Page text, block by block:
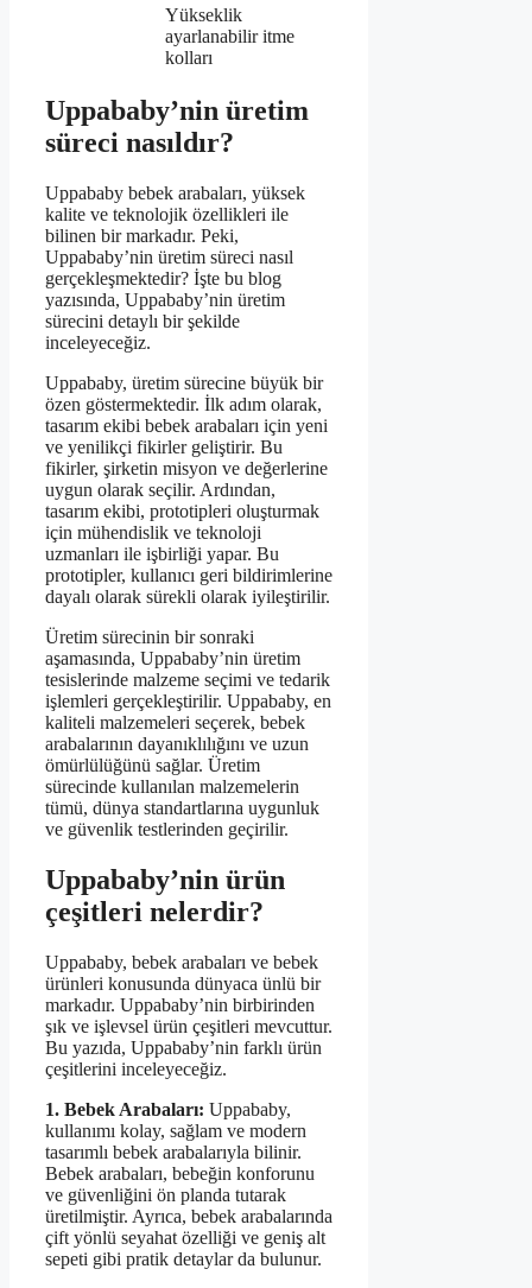
Yükseklik
ayarlanabilir itme
kolları
Uppababy’nin üretim
süreci nasıldır?
Uppababy bebek arabaları, yüksek
kalite ve teknolojik özellikleri ile
bilinen bir markadır. Peki,
Uppababy’nin üretim süreci nasıl
gerçekleşmektedir? İşte bu blog
yazısında, Uppababy’nin üretim
sürecini detaylı bir şekilde
inceleyeceğiz.
Uppababy, üretim sürecine büyük bir
özen göstermektedir. İlk adım olarak,
tasarım ekibi bebek arabaları için yeni
ve yenilikçi fikirler geliştirir. Bu
fikirler, şirketin misyon ve değerlerine
uygun olarak seçilir. Ardından,
tasarım ekibi, prototipleri oluşturmak
için mühendislik ve teknoloji
uzmanları ile işbirliği yapar. Bu
prototipler, kullanıcı geri bildirimlerine
dayalı olarak sürekli olarak iyileştirilir.
Üretim sürecinin bir sonraki
aşamasında, Uppababy’nin üretim
tesislerinde malzeme seçimi ve tedarik
işlemleri gerçekleştirilir. Uppababy, en
kaliteli malzemeleri seçerek, bebek
arabalarının dayanıklılığını ve uzun
ömürlülüğünü sağlar. Üretim
sürecinde kullanılan malzemelerin
tümü, dünya standartlarına uygunluk
ve güvenlik testlerinden geçirilir.
Uppababy’nin ürün
çeşitleri nelerdir?
Uppababy, bebek arabaları ve bebek
ürünleri konusunda dünyaca ünlü bir
markadır. Uppababy’nin birbirinden
şık ve işlevsel ürün çeşitleri mevcuttur.
Bu yazıda, Uppababy’nin farklı ürün
çeşitlerini inceleyeceğiz.
1. Bebek Arabaları: Uppababy,
kullanımı kolay, sağlam ve modern
tasarımlı bebek arabalarıyla bilinir.
Bebek arabaları, bebeğin konforunu
ve güvenliğini ön planda tutarak
üretilmiştir. Ayrıca, bebek arabalarında
çift yönlü seyahat özelliği ve geniş alt
sepeti gibi pratik detaylar da bulunur.